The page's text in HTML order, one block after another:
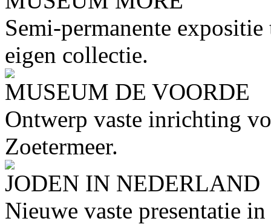
Semi-permanente
eigen collectie.
MUSEUM DE VOORDE
Ontwerp vaste inrichting
Zoetermeer.
JODEN IN NEDERLAND
Nieuwe vaste presentatie